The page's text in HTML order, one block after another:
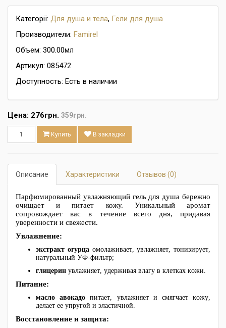
Категорії: Для душа и тела, Гели для душа
Производители: Famirel
Объем: 300.00мл
Артикул: 085472
Доступность: Есть в наличии
Цена: 276грн. 359грн.
Купить В закладки
Описание Характеристики Отзывов (0)
Парфюмированный увлажняющий гель для душа бережно
очищает и питает кожу. Уникальный аромат
сопровождает вас в течение всего дня, придавая
уверенности и свежести.
Увлажнение:
экстракт огурцаомолаживает, увлажняет, тонизирует,
натуральный УФ-фильтр;
глицерин увлажняет, удерживая влагу в клетках кожи.
Питание:
масло авокадо питает, увлажняет и смягчает кожу,
делает ее упругой и эластичной.
Восстановление и защита: